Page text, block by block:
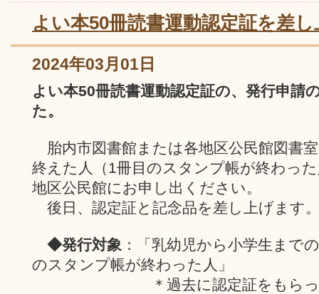
よい本50冊読書運動認定証を差
2024年03月01日
よい本50冊読書運動認定証の、発行申請
た。
胎内市図書館または各地区公民館図書
終えた人（1冊目のスタンプ帳が終わっ
地区公民館にお申し出ください。
後日、認定証と記念品を差し上げます
◆発行対象 ：「乳幼児から小学生まで
のスタンプ帳が終わった人」
＊過去に認定証をもらったこ